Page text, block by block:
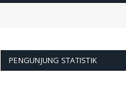
PENGUNJUNG STATISTIK